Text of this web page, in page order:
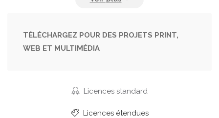
Guerre Lutte Violence Agression
Conflit Colère Stressé
Frapper Agressif
Dames
TÉLÉCHARGEZ POUR DES PROJETS PRINT,
WEB ET MULTIMÉDIA
Licences standard
Licences étendues